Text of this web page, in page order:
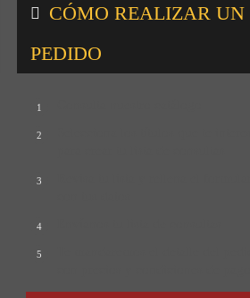
CÓMO REALIZAR UN
PEDIDO
1
2
3
4
5